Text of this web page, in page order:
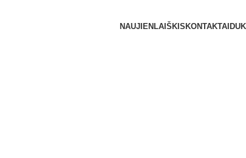
NAUJIENLAIŠKISKONTAKTAIDUK